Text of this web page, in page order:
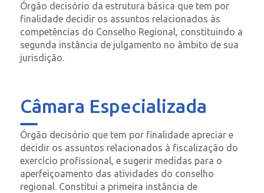
Órgão decisório da estrutura básica que tem por
finalidade decidir os assuntos relacionados às
competências do Conselho Regional, constituindo a
segunda instância de julgamento no âmbito de sua
jurisdição.
Câmara Especializada
Órgão decisório que tem por finalidade apreciar e
decidir os assuntos relacionados à fiscalização do
exercício profissional, e sugerir medidas para o
aperfeiçoamento das atividades do conselho
regional. Constitui a primeira instância de